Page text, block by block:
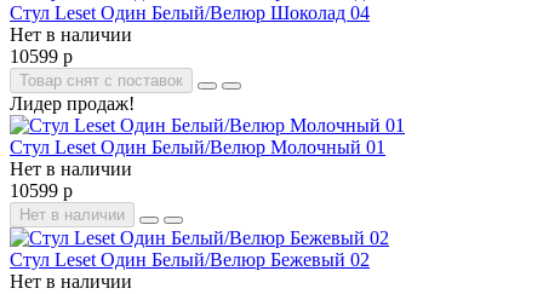
Стул Leset Один Белый/Велюр Шоколад 04
Нет в наличии
10599 р
Товар снят с поставок
Лидер продаж!
Стул Leset Один Белый/Велюр Молочный 01
Нет в наличии
10599 р
Нет в наличии
Стул Leset Один Белый/Велюр Бежевый 02
Нет в наличии